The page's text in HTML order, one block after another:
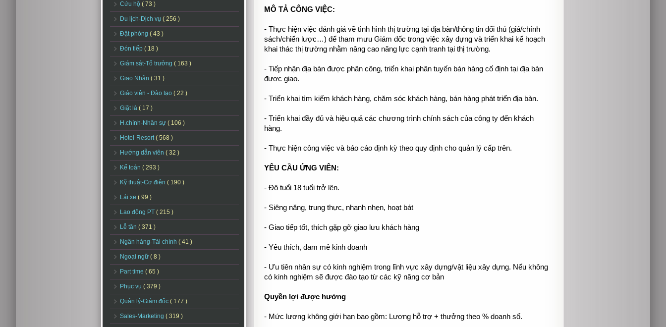
Cứu hộ ( 73 )
Du lịch-Dịch vụ ( 256 )
Đặt phòng ( 43 )
Đón tiếp ( 18 )
Giám sát-Tổ trưởng ( 163 )
Giao Nhận ( 31 )
Giáo viên - Đào tạo ( 22 )
Giặt là ( 17 )
H.chính-Nhân sự ( 106 )
Hotel-Resort( 568 )
Hướng dẫn viên ( 32 )
Kế toán ( 293 )
Kỹ thuật-Cơ điện ( 190 )
Lái xe ( 99 )
Lao động PT ( 215 )
Lễ tân ( 371 )
Ngân hàng-Tài chính ( 41 )
Ngoại ngữ ( 8 )
Part time ( 65 )
Phục vụ ( 379 )
Quản lý-Giám đốc ( 177 )
Sales-Marketing ( 319 )
MÔ TẢ CÔNG VIỆC:
- Thực hiện việc đánh giá về tình hình thị trường tại địa bàn/thông tin đối thủ (giá/chính
sách/chiến lược…) để tham mưu Giám đốc trong việc xây dựng và triển khai kế hoạch
khai thác thị trường nhằm nâng cao năng lực cạnh tranh tại thị trường.
- Tiếp nhận địa bàn được phân công, triển khai phân tuyến bán hàng cố định tại địa bàn
được giao.
- Triển khai tìm kiếm khách hàng, chăm sóc khách hàng, bán hàng phát triển địa bàn.
- Triển khai đầy đủ và hiệu quả các chương trình chính sách của công ty đến khách
hàng.
- Thực hiện công việc và báo cáo định kỳ theo quy định cho quản lý cấp trên.
YÊU CẦU ỨNG VIÊN:
- Độ tuổi 18 tuổi trở lên.
- Siêng năng, trung thực, nhanh nhẹn, hoạt bát
- Giao tiếp tốt, thích gặp gỡ giao lưu khách hàng
- Yêu thích, đam mê kinh doanh
- Ưu tiên nhân sự có kinh nghiệm trong lĩnh vực xây dựng/vật liệu xây dựng. Nếu không
có kinh nghiệm sẽ được đào tạo từ các kỹ năng cơ bản
Quyền lợi được hưởng
- Mức lương không giới hạn bao gồm: Lương hỗ trợ + thưởng theo % doanh số.